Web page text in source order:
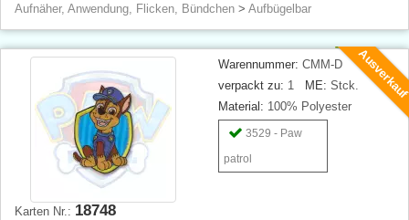
Aufnäher, Anwendung, Flicken, Bündchen > Aufbügelbar
Warennummer: CMM-D
verpackt zu: 1 ME: Stck.
Material: 100% Polyester
3529 - Paw
patrol
Karten Nr.: 18748